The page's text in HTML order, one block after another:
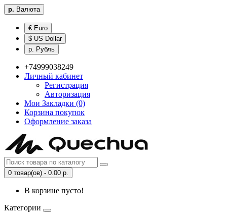
р. Валюта
€ Euro
$ US Dollar
р. Рубль
+74999038249
Личный кабинет
Регистрация
Авторизация
Мои Закладки (0)
Корзина покупок
Оформление заказа
0 товар(ов) - 0.00 р.
В корзине пусто!
Категории